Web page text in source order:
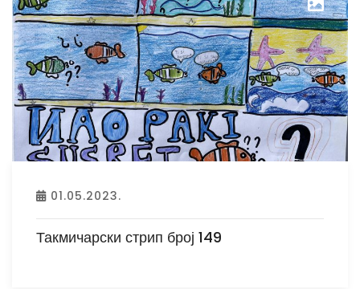
01.05.2023.
Такмичарски стрип број 149